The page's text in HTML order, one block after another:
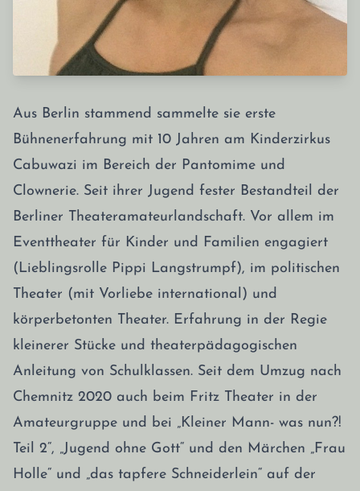
Aus Berlin stammend sammelte sie erste
Bühnenerfahrung mit 10 Jahren am Kinderzirkus
Cabuwazi im Bereich der Pantomime und
Clownerie. Seit ihrer Jugend fester Bestandteil der
Berliner Theateramateurlandschaft. Vor allem im
Eventtheater für Kinder und Familien engagiert
(Lieblingsrolle Pippi Langstrumpf), im politischen
Theater (mit Vorliebe international) und
körperbetonten Theater. Erfahrung in der Regie
kleinerer Stücke und theaterpädagogischen
Anleitung von Schulklassen. Seit dem Umzug nach
Chemnitz 2020 auch beim Fritz Theater in der
Amateurgruppe und bei „Kleiner Mann- was nun?!
Teil 2“, „Jugend ohne Gott“ und den Märchen „Frau
Holle“ und „das tapfere Schneiderlein“ auf der